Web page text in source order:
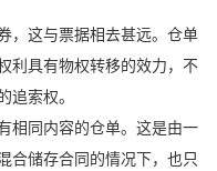
，这与票据相去甚远。仓单
利具有物权转移的效力，不
追索权。
相同内容的仓单。这是由一
合储存合同的情况下，也只